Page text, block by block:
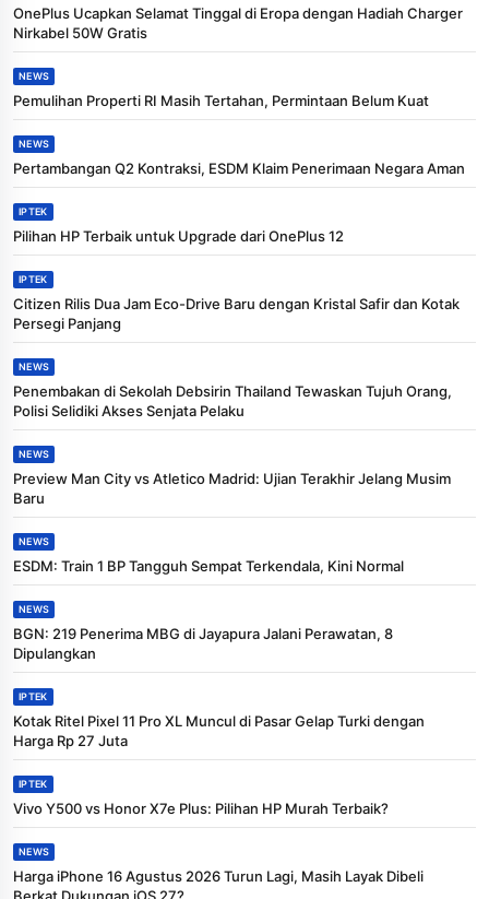
OnePlus Ucapkan Selamat Tinggal di Eropa dengan Hadiah Charger
Nirkabel 50W Gratis
NEWS
Pemulihan Properti RI Masih Tertahan, Permintaan Belum Kuat
NEWS
Pertambangan Q2 Kontraksi, ESDM Klaim Penerimaan Negara Aman
IPTEK
Pilihan HP Terbaik untuk Upgrade dari OnePlus 12
IPTEK
Citizen Rilis Dua Jam Eco-Drive Baru dengan Kristal Safir dan Kotak
Persegi Panjang
NEWS
Penembakan di Sekolah Debsirin Thailand Tewaskan Tujuh Orang,
Polisi Selidiki Akses Senjata Pelaku
NEWS
Preview Man City vs Atletico Madrid: Ujian Terakhir Jelang Musim
Baru
NEWS
ESDM: Train 1 BP Tangguh Sempat Terkendala, Kini Normal
NEWS
BGN: 219 Penerima MBG di Jayapura Jalani Perawatan, 8
Dipulangkan
IPTEK
Kotak Ritel Pixel 11 Pro XL Muncul di Pasar Gelap Turki dengan
Harga Rp 27 Juta
IPTEK
Vivo Y500 vs Honor X7e Plus: Pilihan HP Murah Terbaik?
NEWS
Harga iPhone 16 Agustus 2026 Turun Lagi, Masih Layak Dibeli
Berkat Dukungan iOS 27?